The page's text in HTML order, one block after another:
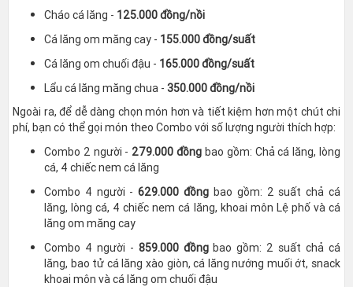
Cháo cá lăng - 125.000 đồng/nồi
Cá lăng om măng cay - 155.000 đồng/suất
Cá lăng om chuối đậu - 165.000 đồng/suất
Lẩu cá lăng măng chua - 350.000 đồng/nồi
Ngoài ra, để dễ dàng chọn món hơn và tiết kiệm hơn một chút chi
phí, bạn có thể gọi món theo Combo với số lượng người thích hợp:
Combo 2 người - 279.000 đồng bao gồm: Chả cá lăng, lòng
cá, 4 chiếc nem cá lăng
Combo 4 người -629.000 đồng bao gồm: 2 suất chả cá
lăng, lòng cá, 4 chiếc nem cá lăng, khoai môn Lệ phố và cá
lăng om măng cay
Combo 4 người - 859.000 đồngbao gồm: 2 suất chả cá
lăng, bao tử cá lăng xào giòn, cá lăng nướng muối ớt, snack
khoai môn và cá lăng om chuối đậu